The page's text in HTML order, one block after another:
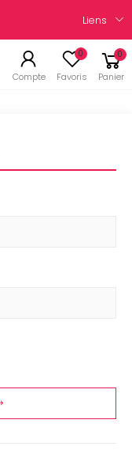
Liens
Compte
0
Favoris
0
Panier